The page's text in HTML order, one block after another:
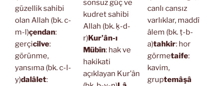
güzellik sahibi
olan Allah (bk. c-
m-l)çendan:
gerçicilve:
görünme,
yansıma (bk. c-l-
y)dalâlet:
sonsuz güç ve
kudret sahibi
Allah (bk. ḳ-d-
r)Kur’ân-ı
Mübîn: hak ve
hakikati
açıklayan Kur’ân
canlı cansız
varlıklar, maddî
âlem (bk. ṭ-b-
a)tahkir: hor
görmetaife:
kavim,
gruptemâşâ